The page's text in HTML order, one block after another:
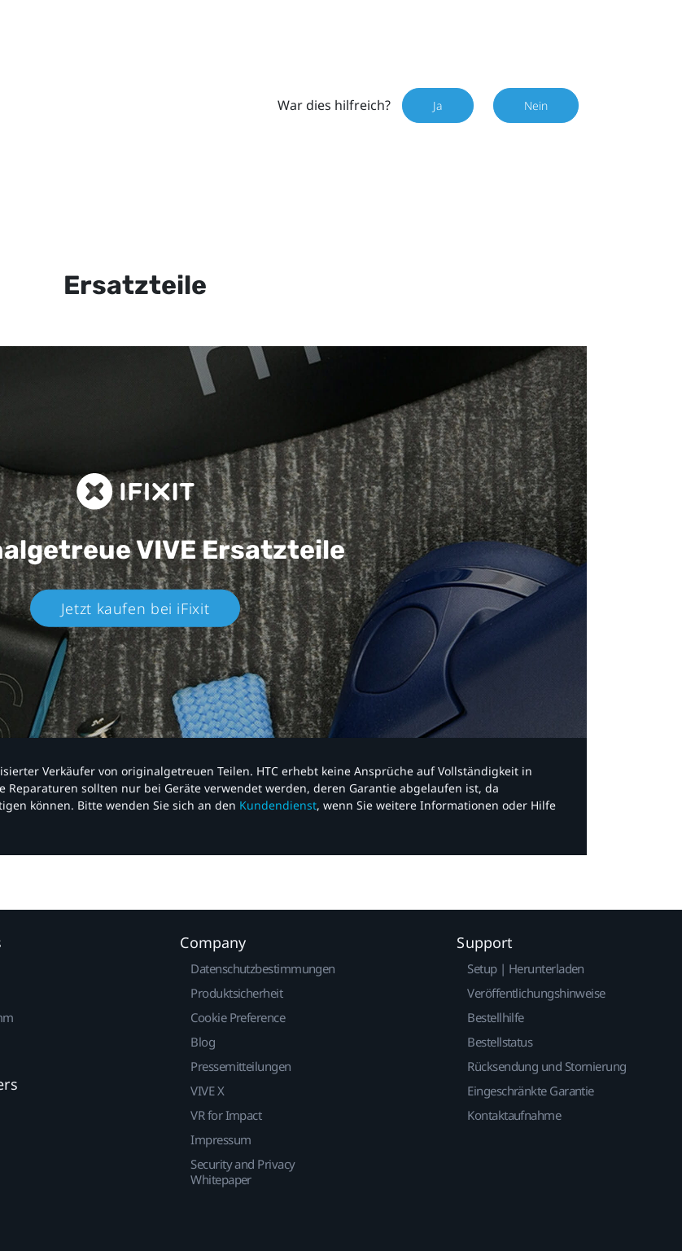
War dies hilfreich? Ja Nein
Ersatzteile
VIVEErsatzteile
Jetzt kaufen bei iFixit​
Verkäufer von originalgetreuen Teilen. HTC erhebt keine Ansprüche auf Vollständigkeit in
Reparaturen sollten nur bei Geräte verwendet werden, deren Garantie abgelaufen ist, da
können. Bitte wenden Sie sich an den Kundendienst, wenn Sie weitere Informationen oder Hilfe
Company
Datenschutzbestimmungen
Produktsicherheit
Cookie Preference
Blog
Pressemitteilungen
VIVE X
VR for Impact
Impressum
Security and Privacy
Whitepaper
Support
Setup | Herunterladen
Veröffentlichungshinweise
Bestellhilfe
Bestellstatus
Rücksendung und Stornierung
Eingeschränkte Garantie
Kontaktaufnahme